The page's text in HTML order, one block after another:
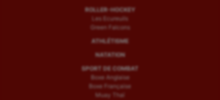
ROLLER-HOCKEY
Les Ecureuils
Green Falcons
ATHLÉTISME
NATATION
SPORT DE COMBAT
Boxe Anglaise
Boxe Française
Muay Thaï